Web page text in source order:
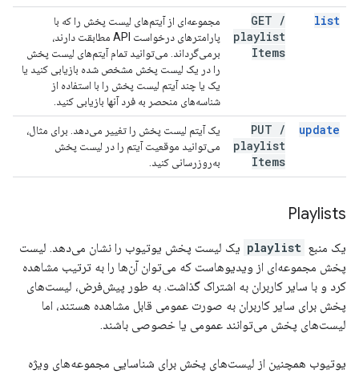
list
GET /
playlist
Items
مجموعه‌ای از آیتم‌های لیست پخش را که با
پارامترهای درخواست API مطابقت دارند،
برمی‌گرداند. می‌توانید تمام آیتم‌های لیست پخش
را در یک لیست پخش مشخص شده بازیابی کنید یا
یک یا چند آیتم لیست پخش را با استفاده از
شناسه‌های منحصر به فرد آنها بازیابی کنید.
update
PUT /
playlist
Items
یک آیتم لیست پخش را تغییر می‌دهد. برای مثال،
می‌توانید موقعیت آیتم را در لیست پخش
به‌روزرسانی کنید.
Playlists
یک منبع playlist یک لیست پخش یوتیوب را نشان می‌دهد. لیست
پخش مجموعه‌ای از ویدیوهاست که می‌توان آن‌ها را به ترتیب مشاهده
کرد و با سایر کاربران به اشتراک گذاشت. به طور پیش‌فرض، لیست‌های
پخش برای سایر کاربران به صورت عمومی قابل مشاهده هستند، اما
لیست‌های پخش می‌توانند عمومی یا خصوصی باشند.
یوتیوب همچنین از لیست‌های پخش برای شناسایی مجموعه‌های ویژه